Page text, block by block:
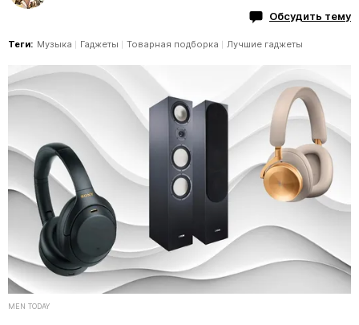
Обсудить тему
Теги: Музыка Гаджеты Товарная подборка Лучшие гаджеты
MEN TODAY